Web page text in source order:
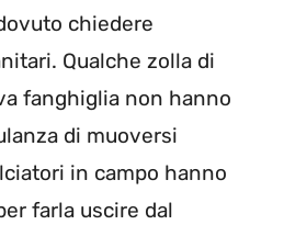
chiedere
Qualche zolla di
fanghiglia non hanno
di muoversi
in campo hanno
farla uscire dal